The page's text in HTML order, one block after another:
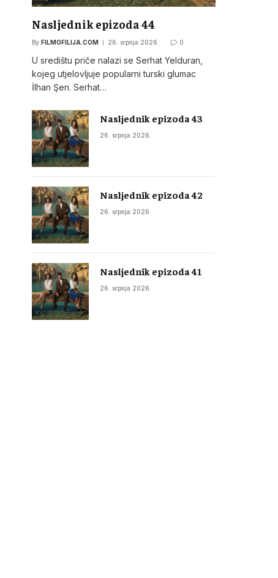
Nasljednik epizoda 44
By FILMOFILIJA.COM 26. srpnja 2026. 0
U središtu priče nalazi se Serhat Yelduran,
kojeg utjelovljuje popularni turski glumac
İlhan Şen. Serhat…
Nasljednik epizoda 43
26. srpnja 2026.
Nasljednik epizoda 42
26. srpnja 2026.
Nasljednik epizoda 41
26. srpnja 2026.